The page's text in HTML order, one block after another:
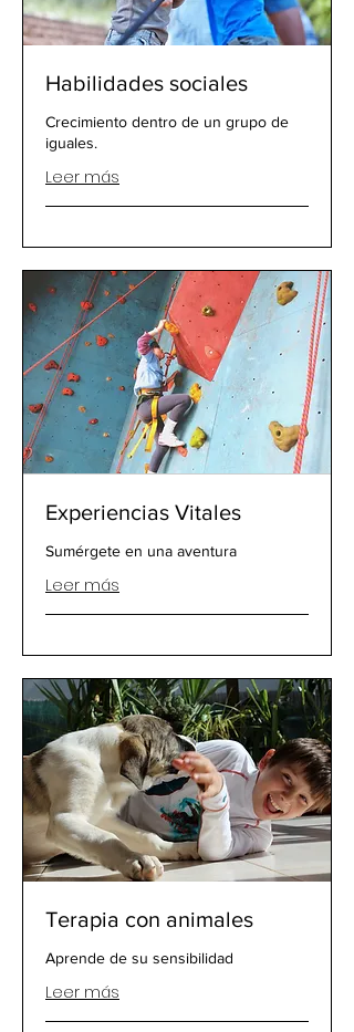
Habilidades sociales
Crecimiento dentro de un grupo de
iguales.
Leer más
Experiencias Vitales
Sumérgete en una aventura
Leer más
Terapia con animales
Aprende de su sensibilidad
Leer más